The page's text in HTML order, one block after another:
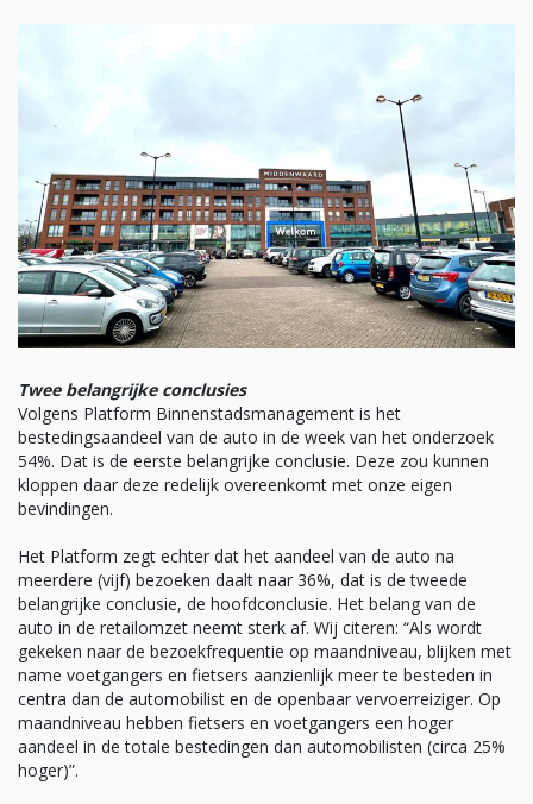
Twee belangrijke conclusies
Volgens Platform Binnenstadsmanagement is het
bestedingsaandeel van de auto in de week van het onderzoek
54%. Dat is de eerste belangrijke conclusie. Deze zou kunnen
kloppen daar deze redelijk overeenkomt met onze eigen
bevindingen.
Het Platform zegt echter dat het aandeel van de auto na
meerdere (vijf) bezoeken daalt naar 36%, dat is de tweede
belangrijke conclusie, de hoofdconclusie. Het belang van de
auto in de retailomzet neemt sterk af. Wij citeren: “Als wordt
gekeken naar de bezoekfrequentie op maandniveau, blijken met
name voetgangers en fietsers aanzienlijk meer te besteden in
centra dan de automobilist en de openbaar vervoerreiziger. Op
maandniveau hebben fietsers en voetgangers een hoger
aandeel in de totale bestedingen dan automobilisten (circa 25%
hoger)”.